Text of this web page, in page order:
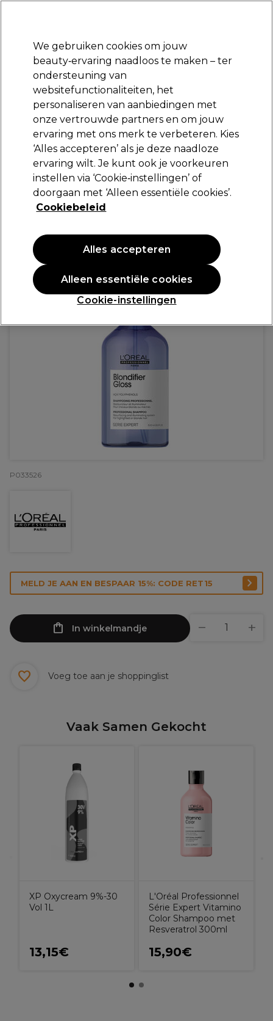
Aanmelden
Merken Deals Haar Elektra
Volgende dag geleverd*
Na verzending, maandag t/m vrijdag
L'Oréal Professionnel
L'Oréal Professionnel Série Expert Blondifier
Gloss Shampoo 500ml
(0
P033526
MELD JE AAN EN BESPAAR 15%: CODE RET15
In winkelmandje
Voeg toe aan je shoppinglist
Vaak Samen Gekocht
XP Oxycream 9%-30
Vol 1L
13,15€
L'Oréal Professionnel
Série Expert Vitamino
Color Shampoo met
Resveratrol 300ml
15,90€
We gebruiken cookies om jouw
beauty‑ervaring naadloos te maken – ter
ondersteuning van
websitefunctionaliteiten, het
personaliseren van aanbiedingen met
onze vertrouwde partners en om jouw
ervaring met ons merk te verbeteren. Kies
‘Alles accepteren’ als je deze naadloze
ervaring wilt. Je kunt ook je voorkeuren
instellen via ‘Cookie‑instellingen’ of
doorgaan met ‘Alleen essentiële cookies’.
Cookiebeleid
Cookie-instellingen
Alleen essentiële cookies
Alles accepteren